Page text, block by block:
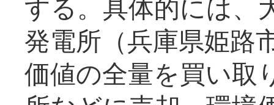
する。具体的には、
発電所（兵庫県姫路
価値の全量を買い取